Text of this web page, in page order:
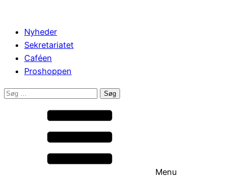
Nyheder
Sekretariatet
Caféen
Proshoppen
Søg
Menu